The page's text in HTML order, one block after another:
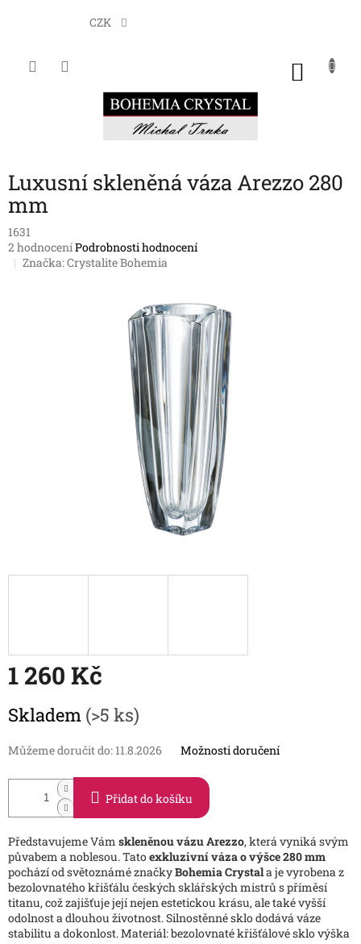
CZK
Luxusní skleněná váza Arezzo 280
mm
1631
Průměrné
hodnocení
2 hodnoceníPodrobnosti hodnocení
Značka:Crystalite Bohemia
1 260 Kč
cena:
Skladem (>5 ks)
Můžeme doručit do: 11.8.2026 Možnosti doručení
Přidat do košíku
Představujeme Vám skleněnou vázu Arezzo, která vyniká svým
půvabem a noblesou. Tatoexkluzivní váza o výšce 280 mm
pochází od světoznámé značkyBohemia Crystala je vyrobena z
bezolovnatého křišťálu českých sklářských mistrů s příměsí
titanu, což zajišťuje její nejen estetickou krásu, ale také vyšší
odolnost a dlouhou životnost. Silnostěnné sklo dodává váze
stabilitu a dokonlost. Materiál: bezolovnaté křišťálové sklo výška